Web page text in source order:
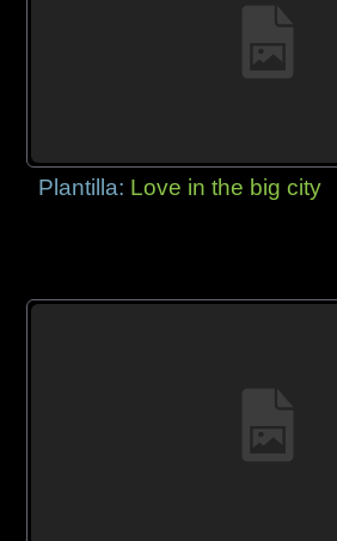
Plantilla: Love in the big city